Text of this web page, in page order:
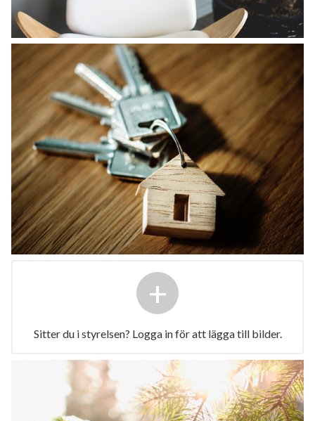
+
Sitter du i styrelsen? Logga in för att lägga till bilder.